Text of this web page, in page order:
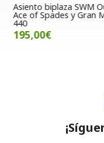
Asiento biplaza SWM
Ace of Spades y Gran
440
195,00€